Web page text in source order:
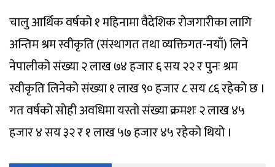
चालु आर्थिक वर्षको १ महिनामा वैदेशिक रोजगारीका लागि
अन्तिम श्रम स्वीकृति (संस्थागत तथा व्यक्तिगत-नयाँ) लिने
नेपालीको संख्या २ लाख ७४ हजार ६ सय २२ र पुनः श्रम
स्वीकृति लिनेको संख्या १ लाख ९० हजार ८ सय ८६ रहेको छ ।
गत वर्षको सोही अवधिमा यस्तो संख्या क्रमशः २ लाख ४५
हजार ४ सय ३२ र १ लाख ५७ हजार ४५ रहेको थियो ।